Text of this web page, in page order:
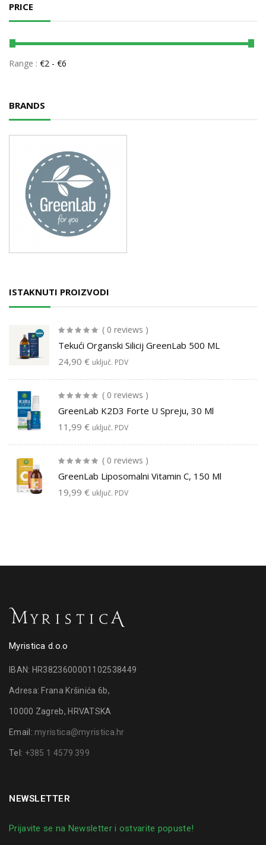
PRICE
Range : €2 - €6
BRANDS
ISTAKNUTI PROIZVODI
( 0 reviews )
Tekući Organski Silicij GreenLab 500 ML
24,90 € uključ. PDV
( 0 reviews )
GreenLab K2D3 Forte U Spreju, 30 Ml
11,99 € uključ. PDV
( 0 reviews )
GreenLab Liposomalni Vitamin C, 150 Ml
19,99 € uključ. PDV
Myristica d.o.o
IBAN: HR3823600001102538449
Adresa: Frana Kršinića 6b,
10000 Zagreb, HRVATSKA
Email: myristica@myristica.hr
Tel: +385 1 4579 399
NEWSLETTER
Prijavite se na Newsletter i ostvarite popuste!